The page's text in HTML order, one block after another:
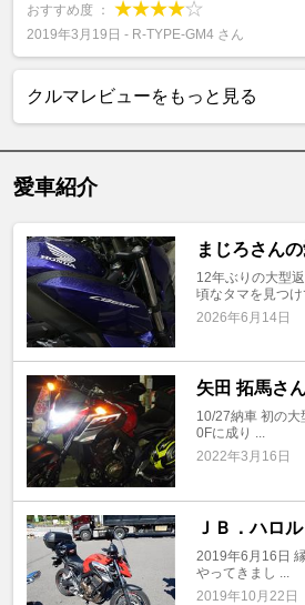
おすすめ度 ：
2019年3月19日 - R-TYPE-GM4 さん
クルマレビューをもっと見る
愛車紹介
まじろさん
12年ぶりの大型
頃なタマを見つけ
2026年6月14日
矢田 拓馬さ
10/27納車 初の
0Fに成り ...
2022年3月16日
ＪＢ．ハロ
2019年6月16日
やってきまし ...
2019年10月22日